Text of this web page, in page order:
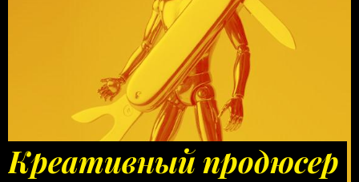
Креативный продюсер